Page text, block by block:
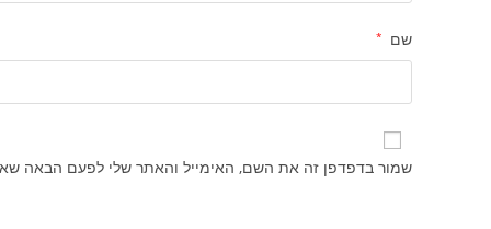
שם *
שמור בדפדפן זה את השם, האימייל והאתר שלי לפעם הבאה